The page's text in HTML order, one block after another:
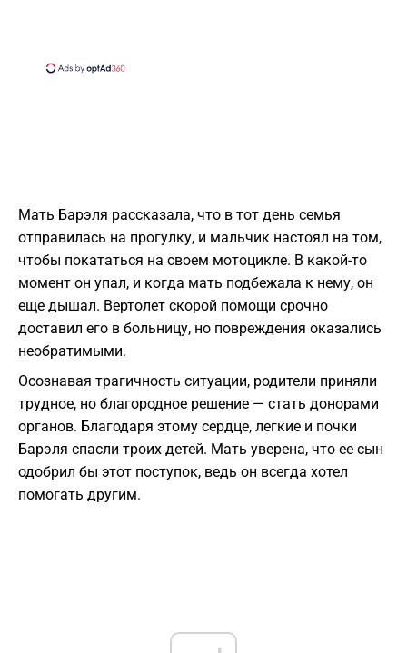
Мать Барэля рассказала, что в тот день семья
отправилась на прогулку, и мальчик настоял на том,
чтобы покататься на своем мотоцикле. В какой-то
момент он упал, и когда мать подбежала к нему, он
еще дышал. Вертолет скорой помощи срочно
доставил его в больницу, но повреждения оказались
необратимыми.
Осознавая трагичность ситуации, родители приняли
трудное, но благородное решение — стать донорами
органов. Благодаря этому сердце, легкие и почки
Барэля спасли троих детей. Мать уверена, что ее сын
одобрил бы этот поступок, ведь он всегда хотел
помогать другим.